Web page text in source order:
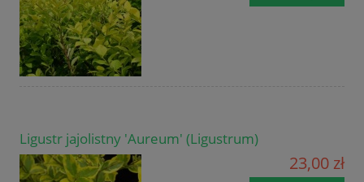
Ligustr jajolistny 'Aureum' (Ligustrum)
23,00 zł